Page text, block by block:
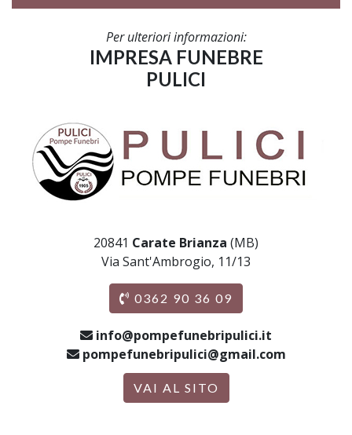
Per ulteriori informazioni:
IMPRESA FUNEBRE
PULICI
20841 Carate Brianza (MB)
Via Sant'Ambrogio, 11/13
0362 90 36 09
info@pompefunebripulici.it
pompefunebripulici@gmail.com
VAI AL SITO